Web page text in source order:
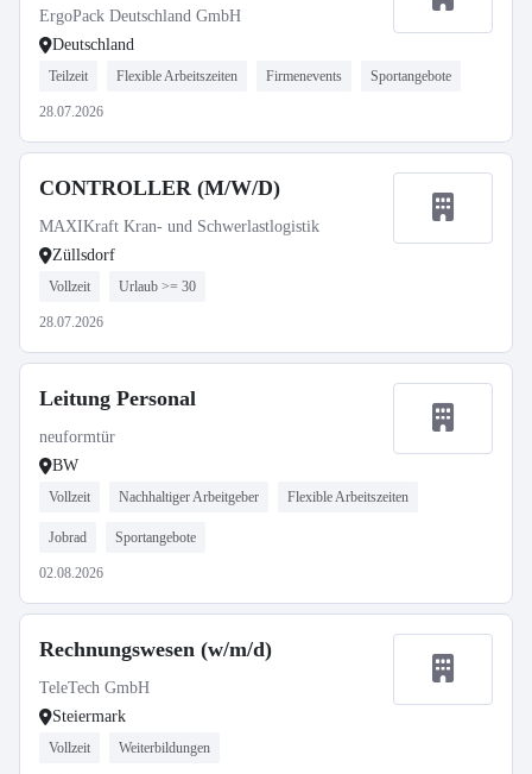
ErgoPack Deutschland GmbH
Deutschland
Teilzeit Flexible Arbeitszeiten Firmenevents Sportangebote
28.07.2026
CONTROLLER (M/W/D)
MAXIKraft Kran- und Schwerlastlogistik
Züllsdorf
Vollzeit Urlaub >= 30
28.07.2026
Leitung Personal
neuformtür
BW
Vollzeit Nachhaltiger Arbeitgeber Flexible Arbeitszeiten
Jobrad Sportangebote
02.08.2026
Rechnungswesen (w/m/d)
TeleTech GmbH
Steiermark
Vollzeit Weiterbildungen